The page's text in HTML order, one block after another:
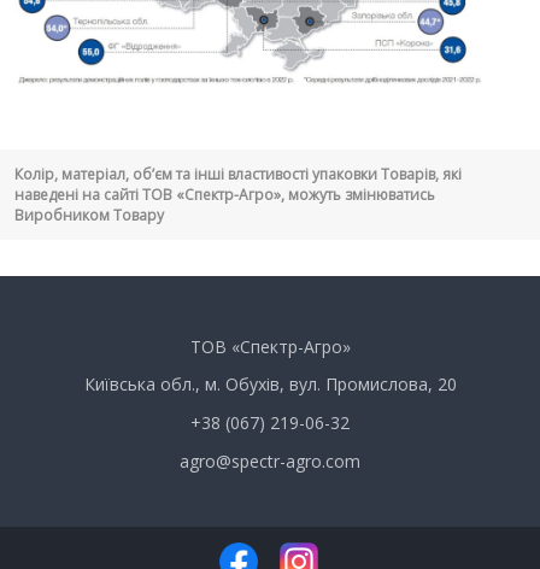
Колір, матеріал, об’єм та інші властивості упаковки Товарів, які
наведені на сайті ТОВ «Спектр-Агро», можуть змінюватись
Виробником Товару
ТОВ «Спектр-Агро»
Київська обл., м. Обухів, вул. Промислова, 20
+38 (067) 219-06-32
agro@spectr-agro.com